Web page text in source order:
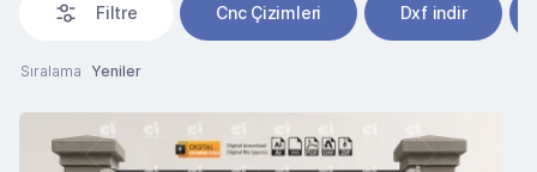
Filtre Cnc Çizimleri Dxf indir
Sıralama Yeniler